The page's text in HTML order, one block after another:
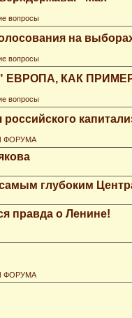
вопросы
на
вопросы
КАК
вопросы
ФОРУМА
глубоким
правда о Ленине!
ФОРУМА